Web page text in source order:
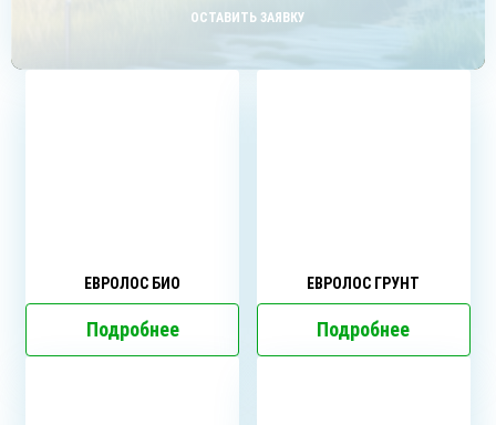
ОСТАВИТЬ ЗАЯВКУ
ЕВРОЛОС БИО
Подробнее
ЕВРОЛОС ГРУНТ
Подробнее